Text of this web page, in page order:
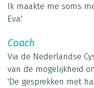
Ik maakte me soms
Eva.'
Coach
Via de Nederlandse
van de mogelijkheid
'De gesprekken met